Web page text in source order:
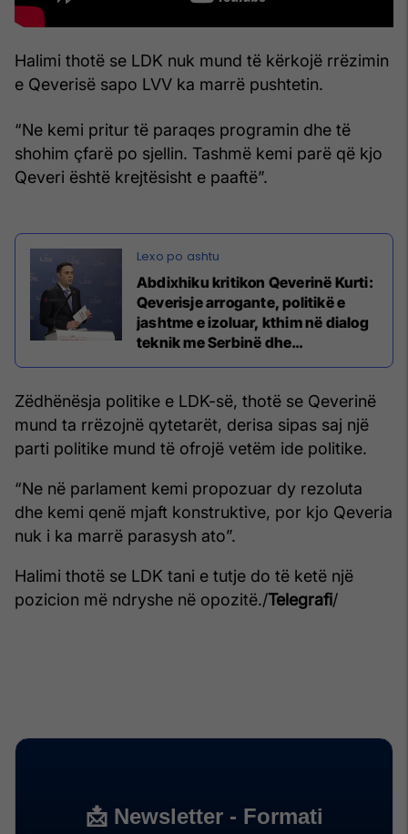
Halimi thotë se LDK nuk mund të kërkojë rrëzimin
e Qeverisë sapo LVV ka marrë pushtetin.
“Ne kemi pritur të paraqes programin dhe të
shohim çfarë po sjellin. Tashmë kemi parë që kjo
Qeveri është krejtësisht e paaftë”.
Abdixhiku kritikon Qeverinë Kurti:
Qeverisje arrogante, politikë e
jashtme e izoluar, kthim në dialog
teknik me Serbinë dhe
Zëdhënësja politike e LDK-së, thotë se Qeverinë
mund ta rrëzojnë qytetarët, derisa sipas saj një
parti politike mund të ofrojë vetëm ide politike.
“Ne në parlament kemi propozuar dy rezoluta
dhe kemi qenë mjaft konstruktive, por kjo Qeveria
nuk i ka marrë parasysh ato”.
Halimi thotë se LDK tani e tutje do të ketë një
pozicion më ndryshe në opozitë./Telegrafi/